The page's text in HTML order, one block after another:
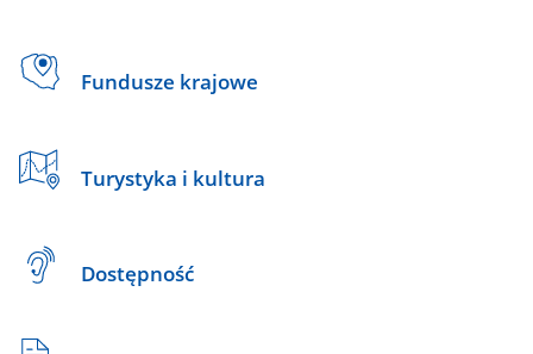
Fundusze krajowe
Turystyka i kultura
Dostępność